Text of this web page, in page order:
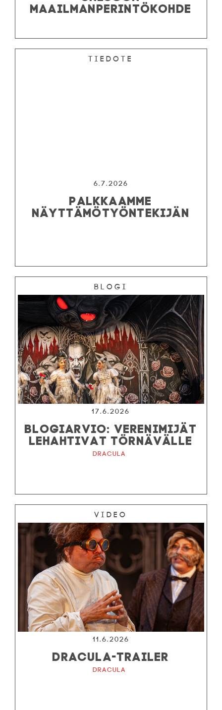
MAAILMANPERINTÖKOHDE
Tiedote
6.7.2026
PALKKAAMME
NÄYTTÄMÖTYÖNTEKIJÄN
Blogi
17.6.2026
BLOGIARVIO: VERENIMIJÄT
LEHAHTIVAT TÖRNÄVÄLLE
Dracula
Video
11.6.2026
DRACULA-TRAILER
Dracula